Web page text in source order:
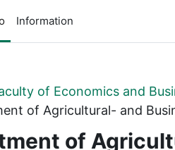
Information
of Economics and
of Agricultural- and
of